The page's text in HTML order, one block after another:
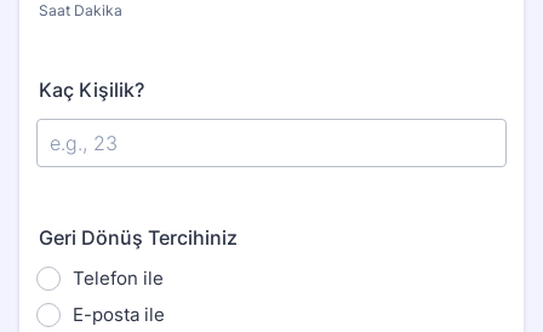
Saat Dakika
Kaç Kişilik?
Geri Dönüş Tercihiniz
Telefon ile
E-posta ile